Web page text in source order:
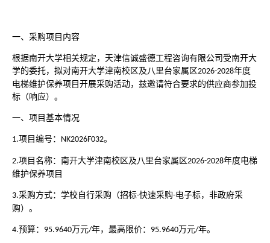
一、采购项目内容
根据南开大学相关规定，天津信诚盛德工程咨询有限公司受南开大
学的委托，拟对南开大学津南校区及八里台家属区2026-2028年度
电梯维护保养项目开展采购活动，兹邀请符合要求的供应商参加投
标（响应）。
一、项目基本情况
1.项目编号： NK2026F032。
2.项目名称：南开大学津南校区及八里台家属区2026-2028年度电梯
维护保养项目
3.采购方式：学校自行采购（招标-快速采购-电子标，非政府采
购）。
4.预算： 95.9640万元/年，最高限价： 95.9640万元/年。